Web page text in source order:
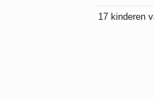
17 kinderen